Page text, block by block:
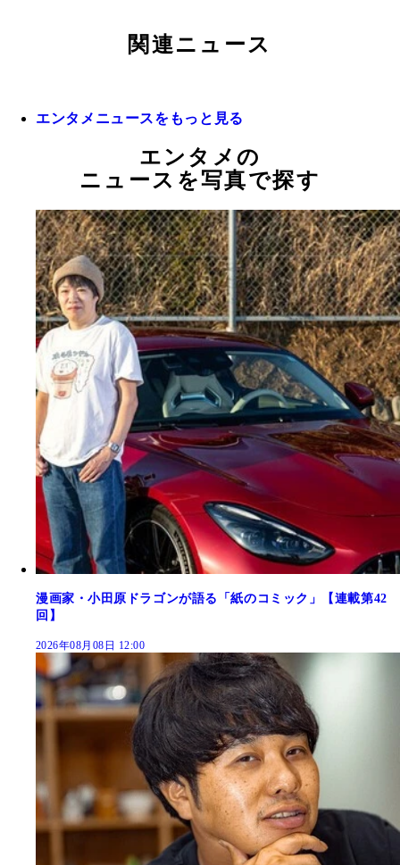
関連ニュース
エンタメニュースをもっと見る
エンタメの
ニュースを写真で探す
漫画家・小田原ドラゴンが語る「紙のコミック」【連載第42
回】
2026年08月08日 12:00